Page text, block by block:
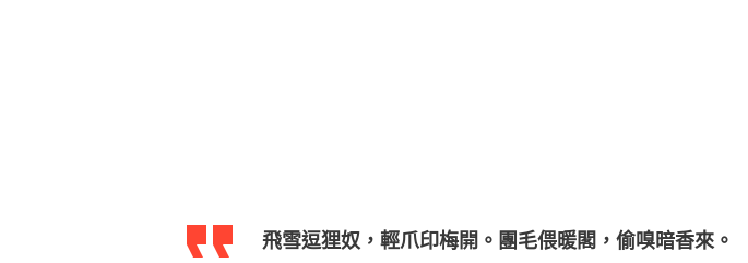
等你回家！下班見6隻貓「排排坐」窗邊 女貓奴感動自爆養18隻貓